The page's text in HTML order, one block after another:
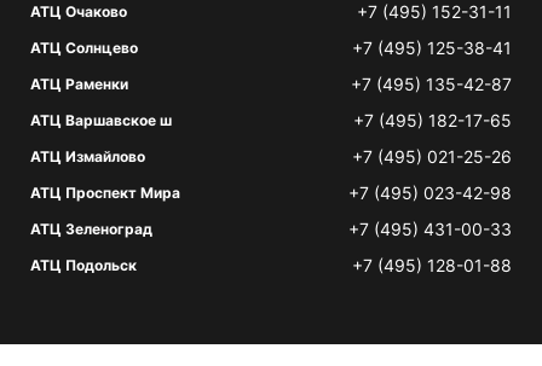
АТЦ Очаково +7 (495) 152-31-11
АТЦ Солнцево +7 (495) 125-38-41
АТЦ Раменки +7 (495) 135-42-87
АТЦ Варшавское ш +7 (495) 182-17-65
АТЦ Измайлово +7 (495) 021-25-26
АТЦ Проспект Мира +7 (495) 023-42-98
АТЦ Зеленоград +7 (495) 431-00-33
АТЦ Подольск +7 (495) 128-01-88